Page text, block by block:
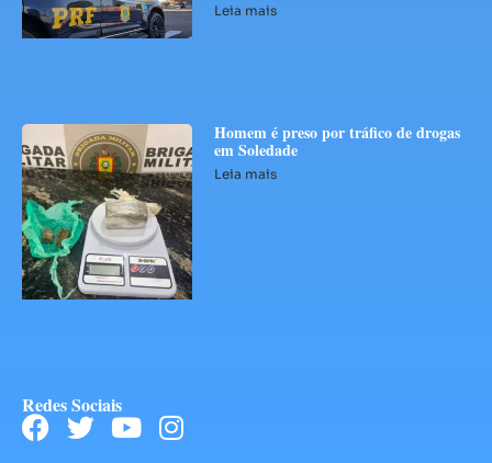
Leia mais
Homem é preso por tráfico de drogas
em Soledade
Leia mais
Redes Sociais